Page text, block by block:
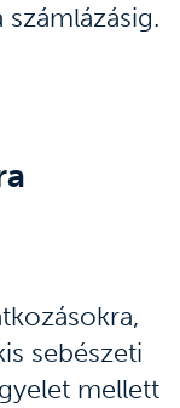
sebészeti
mellett